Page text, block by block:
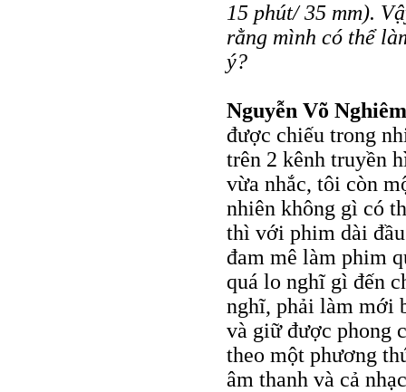
15 phút/ 35 mm).
rằng mình có thể
ý?
Nguyễn Võ
được chiếu trong
trên 2 kênh truyền
vừa nhắc, tôi còn
nhiên không gì có
thì với phim dài
đam mê làm phim
quá lo nghĩ gì đến
nghĩ, phải làm mới
và giữ được phong
theo một phương
âm thanh và cả